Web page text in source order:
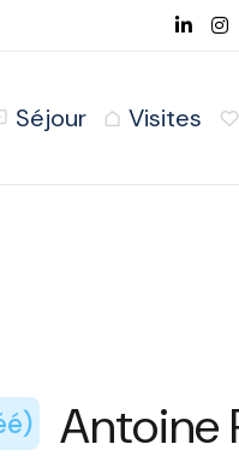
Séjour Visites
Antoine